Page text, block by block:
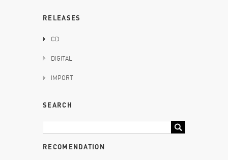
RELEASES
CD
DIGITAL
IMPORT
SEARCH
RECOMENDATION